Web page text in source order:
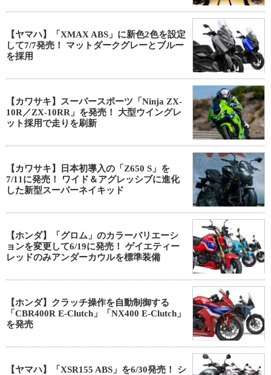
【ヤマハ】「XMAX ABS」に新色2色を設定
して7/7発売！ マットダークグレーとブルー
を採用
【カワサキ】スーパースポーツ「Ninja ZX-
10R／ZX-10RR」を発売！ 大型ウイングレ
ット採用で走りを刷新
【カワサキ】日本初導入の「Z650 S」を
7/11に発売！ ワイド＆アグレッシブに進化
した新型スーパーネイキッド
【ホンダ】「グロム」のカラーバリエーシ
ョンを変更して6/19に発売！ ゲイエティー
レッドのみアンダーカウルを標準装備
【ホンダ】クラッチ操作を自動制御する
「CBR400R E-Clutch」「NX400 E-Clutch」
を発売
【ヤマハ】「XSR155 ABS」を6/30発売！ シ